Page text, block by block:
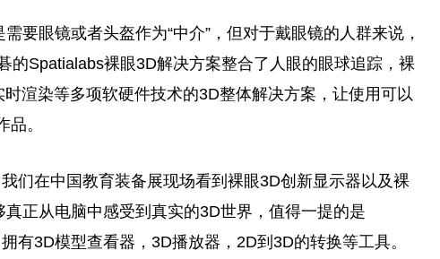
要眼镜或者头盔作为“中介”，但对于戴眼镜的人群来说，
的Spatialabs裸眼3D解决方案整合了人眼的眼球追踪，裸
时渲染等多项软硬件技术的3D整体解决方案，让使用可以
。
们在中国教育装备展现场看到裸眼3D创新显示器以及裸
正从电脑中感受到真实的3D世界，值得一提的是
有3D模型查看器，3D播放器，2D到3D的转换等工具。